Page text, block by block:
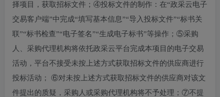
择项目，获取招标文件；④投标文件的制作：在“政采云电子
交易客户端”中完成“填写基本信息”“导入投标文件”“标书关
联”“标书检查”“电子签名”“生成电子标书”等操作；⑤采购
人、采购代理机构将依托政采云平台完成本项目的电子交易
活动，平台不接受未按上述方式获取招标文件的供应商进行
投标活动； ⑥对未按上述方式获取招标文件的供应商对该文
件提出的质疑，采购人或采购代理机构将不予处理；⑦不提